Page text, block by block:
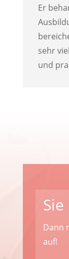
Er
sehr
und
Dann
auf!